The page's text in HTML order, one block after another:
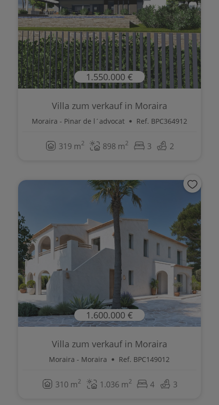
1.550.000 €
Villa zum verkauf in Moraira
Moraira - Pinar de l´advocat Ref. BPC364912
319 m2 898 m2 3 2
1.600.000 €
Villa zum verkauf in Moraira
Moraira - Moraira Ref. BPC149012
310 m2 1.036 m2 4 3